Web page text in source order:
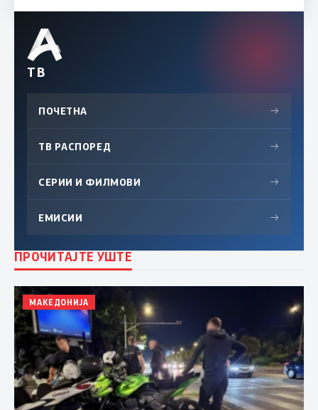
ТВ
ПОЧЕТНА →
ТВ РАСПОРЕД →
СЕРИИ И ФИЛМОВИ →
ЕМИСИИ →
ПРОЧИТАЈТЕ УШТЕ
МАКЕДОНИЈА